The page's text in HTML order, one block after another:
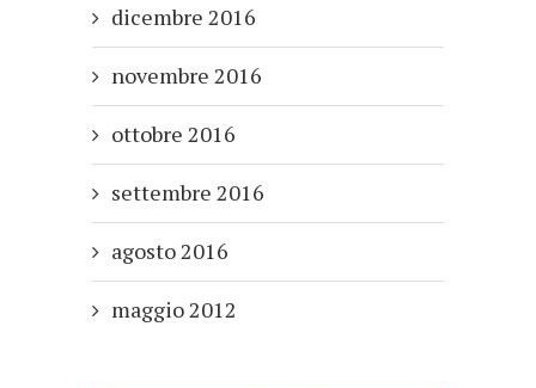
dicembre 2016
novembre 2016
ottobre 2016
settembre 2016
agosto 2016
maggio 2012